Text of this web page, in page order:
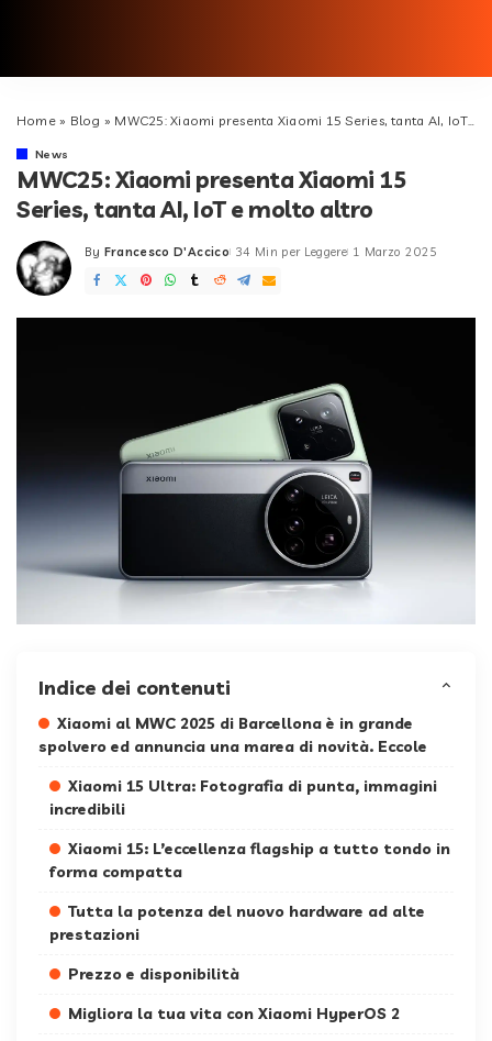
Home» Blog » MWC25: Xiaomi presenta Xiaomi 15 Series, tanta AI, IoT e molto altro
News
MWC25: Xiaomi presenta Xiaomi 15
Series, tanta AI, IoT e molto altro
Posted
by
By Francesco D'Accico 34 Min per Leggere 1 Marzo 2025
Indice dei contenuti
Xiaomi al MWC 2025 di Barcellona è in grande
spolvero ed annuncia una marea di novità. Eccole
Xiaomi 15 Ultra: Fotografia di punta, immagini
incredibili
Xiaomi 15: L’eccellenza flagship a tutto tondo in
forma compatta
Tutta la potenza del nuovo hardware ad alte
prestazioni
Prezzo e disponibilità
Migliora la tua vita con Xiaomi HyperOS 2